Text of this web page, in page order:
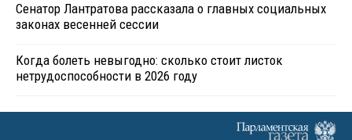
Сенатор Лантратова рассказала о главных социальных
законах весенней сессии
Когда болеть невыгодно: сколько стоит листок
нетрудоспособности в 2026 году